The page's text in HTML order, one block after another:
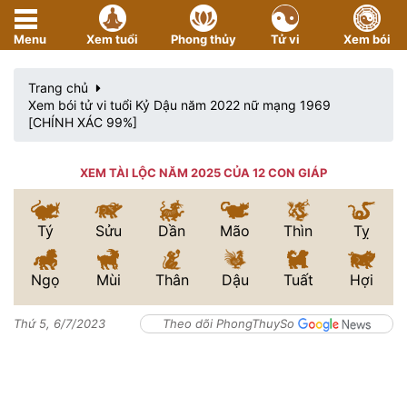
Menu Xem tuổi Phong thủy Tử vi Xem bói
Trang chủ
Xem bói tử vi tuổi Kỷ Dậu năm 2022 nữ mạng 1969
[CHÍNH XÁC 99%]
XEM TÀI LỘC NĂM 2025 CỦA 12 CON GIÁP
Tý Sửu Dần Mão Thìn Tỵ
Ngọ Mùi Thân Dậu Tuất Hợi
Thứ 5, 6/7/2023 Theo dõi PhongThuySo